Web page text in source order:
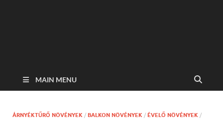
MAIN MENU
ÁRNYÉKTŰRŐ NÖVÉNYEK / BALKON NÖVÉNYEK / ÉVELŐ NÖVÉNYEK /